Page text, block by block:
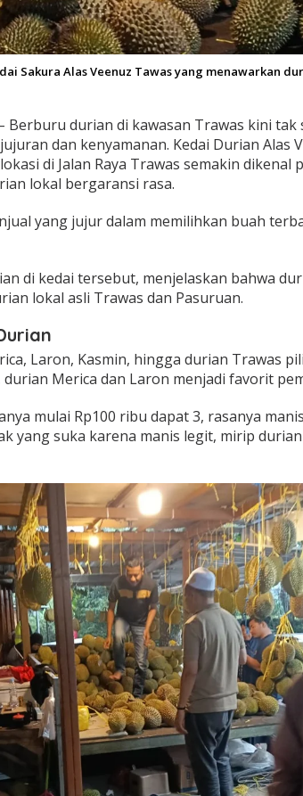
Sakura Alas Veenuz Tawas yang menawarkan
Berburu durian di kawasan Trawas kini tak
dan kenyamanan. Kedai Durian Alas
di Jalan Raya Trawas semakin dikenal
lokal bergaransi rasa.
yang jujur dalam memilihkan buah
di kedai tersebut, menjelaskan bahwa
lokal asli Trawas dan Pasuruan.
Laron, Kasmin, hingga durian Trawas
Merica dan Laron menjadi favorit
mulai Rp100 ribu dapat 3, rasanya
yang suka karena manis legit, mirip